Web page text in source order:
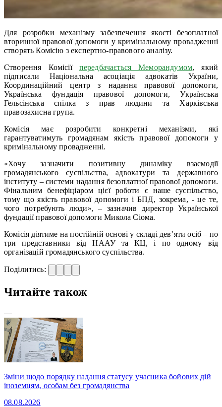
Для розробки механізму забезпечення якості безоплатної
вторинної правової допомоги у кримінальному провадженні
створять Комісію з експертно-правового аналізу.
Створення Комісії передбачається Меморандумом, який
підписали Національна асоціація адвокатів України,
Координаційний центр з надання правової допомоги,
Українська фундація правової допомоги, Українська
Гельсінська спілка з прав людини та Харківська
правозахисна група.
Комісія має розробити конкретні механізми, які
гарантуватимуть громадянам якість правової допомоги у
кримінальному провадженні.
«Хочу зазначити позитивну динаміку взаємодії
громадянського суспільства, адвокатури та державного
інституту – системи надання безоплатної правової допомоги.
Фінальним бенефіціаром цієї роботи є наше суспільство,
тому що якість правової допомоги і БПД, зокрема, - це те,
чого потребують люди», – зазначив директор Української
фундації правової допомоги Микола Сіома.
Комісія діятиме на постійній основі у складі дев’яти осіб – по
три представники від НААУ та КЦ, і по одному від
організацій громадянського суспільства.
Поділитись:
Читайте також
—
Зміни щодо порядку надання статусу учасника бойових дій
іноземцям, особам без громадянства
08.08.2026